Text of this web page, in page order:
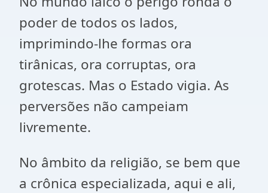
poder de todos os lados,
imprimindo-lhe formas ora
tirânicas, ora corruptas, ora
grotescas. Mas o Estado vigia. As
perversões não campeiam
livremente.
No âmbito da religião, se bem que
a crônica especializada, aqui e ali,